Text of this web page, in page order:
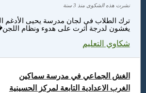
ترك الطلاب فى لجان مدرسة يحيى الأدغم
يغشون لدرجة أثرت على هدوء ونظام
شكاوي التعليم
نشرت هذه الشكوى منذ 3 سنة
الغش الجماعي في مدرسة سماكين
الغرب الاعدادية التابعة لمركز الحسينية